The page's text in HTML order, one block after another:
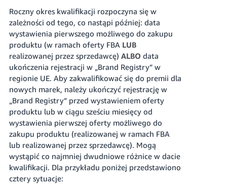
Roczny okres kwalifikacji rozpoczyna się w
zależności od tego, co nastąpi później: data
wystawienia pierwszego możliwego do zakupu
produktu (w ramach oferty FBA LUB
realizowanej przez sprzedawcę) ALBO data
ukończenia rejestracji w „Brand Registry” w
regionie UE. Aby zakwalifikować się do premii dla
nowych marek, należy ukończyć rejestrację w
„Brand Registry” przed wystawieniem oferty
produktu lub w ciągu sześciu miesięcy od
wystawienia pierwszej oferty możliwego do
zakupu produktu (realizowanej w ramach FBA
lub realizowanej przez sprzedawcę). Mogą
wystąpić co najmniej dwudniowe różnice w dacie
kwalifikacji. Dla przykładu poniżej przedstawiono
cztery sytuacje: